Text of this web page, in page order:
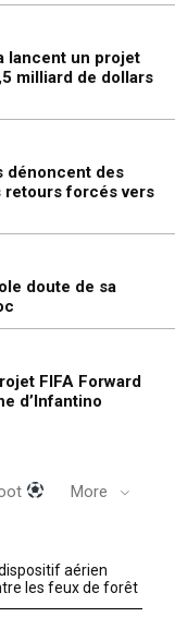
lancent un projet
milliard de dollars
dénoncent des
retours forcés vers
doute de sa
FIFA Forward
d’Infantino
More
aérien
les feux de forêt